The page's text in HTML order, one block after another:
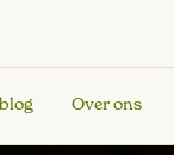
Over ons